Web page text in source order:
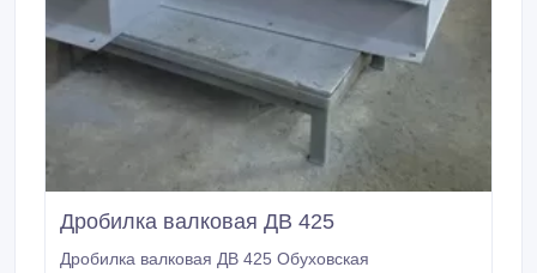
Дробилка валковая ДВ 425
Дробилка валковая ДВ 425 Обуховская